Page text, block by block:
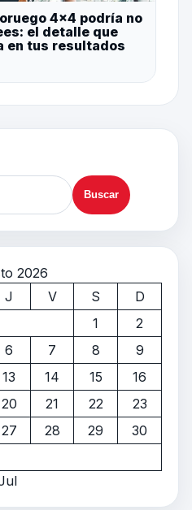
4×4 podría no
el detalle que
en tus resultados
2026
J V S
D
1
2
6 7 8
9
13 14 15
16
20 21 22
23
27 28 29
30